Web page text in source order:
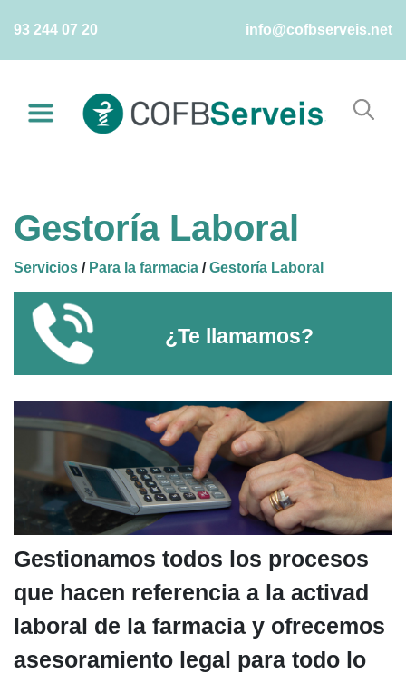
93 244 07 20 info@cofbserveis.net
Gestoría Laboral
Servicios / Para la farmacia /Gestoría Laboral
¿Te llamamos?
Gestionamos todos los procesos
que hacen referencia a la activad
laboral de la farmacia y ofrecemos
asesoramiento legal para todo lo